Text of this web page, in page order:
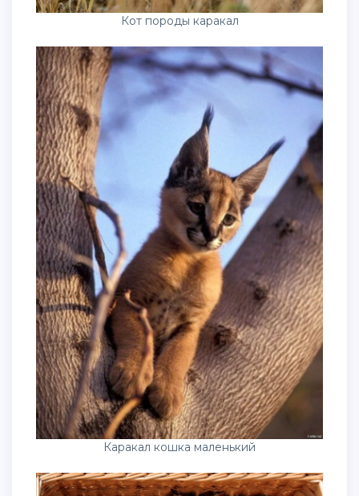
Кот породы каракал
Каракал кошка маленький